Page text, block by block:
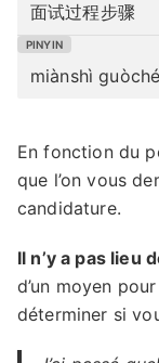
面试过程步骤
miànshì
En fonction du
que l’on vous
candidature.
Il n’y a pas lieu
d’un moyen
déterminer si